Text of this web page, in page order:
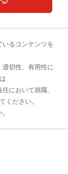
るコンテンツを
切性、有用性に
において就職、
ください。